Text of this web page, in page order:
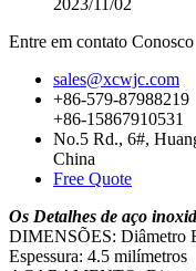
2023/11/02
Entre em contato Conosco
sales@xcwjc.com
+86-579-87988219
+86-15867910531
No.5 Rd., 6#,
China
Free Quote
Os Detalhes de aço
DIMENSÕES: Diâmetro
Espessura: 4.5 milímetros